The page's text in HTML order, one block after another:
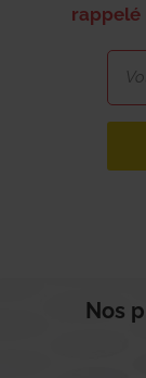
rappelé
Nos